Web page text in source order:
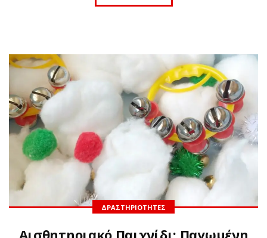
ΔΡΑΣΤΗΡΙΌΤΗΤΕΣ
Αισθητηριακό Παιχνίδι: Παγωμένη